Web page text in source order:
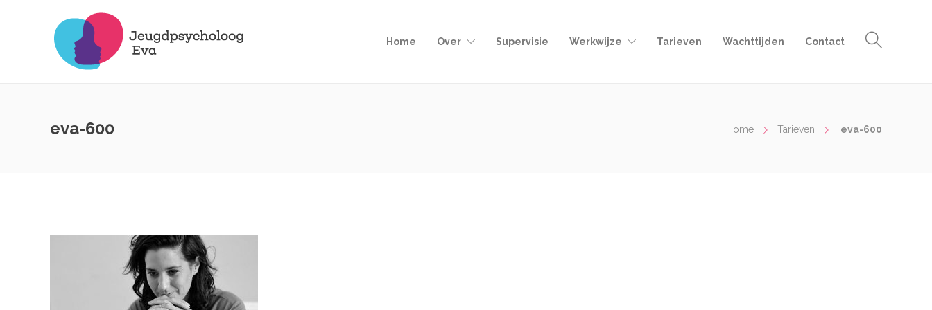
Home Over Supervisie Werkwijze Tarieven Wachttijden Contact
eva-600 Home Tarieven eva-600